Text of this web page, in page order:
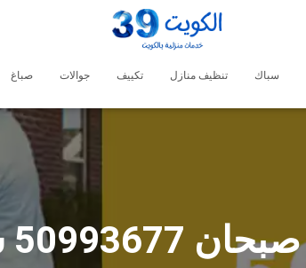
سباك تنظيف منازل تكييف جوالات صباغ